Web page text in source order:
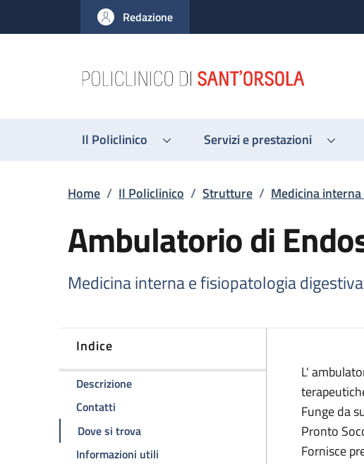
al contenuto principale
to footer content
Redazione
Il Policlinico Servizi e prestazioni
Briciole di pane
Home / Il Policlinico / Strutture / Medicina
Ambulatorio di
Medicina interna e fisiopatologia digestiva
Indice
Descrizionedella pagina Ambulatorio di Endoscopia digestiva
Contatti della pagina Ambulatorio di Endoscopia digestiva
Dove si trovadella pagina Ambulatorio di Endoscopia
Informazioni utili della pagina Ambulatorio di Endoscopia
L'
Funge da
Pronto
Fornisce